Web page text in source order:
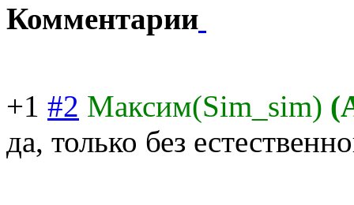
Комментарии
+1 #2 Максим(Sim_sim)
да, только без